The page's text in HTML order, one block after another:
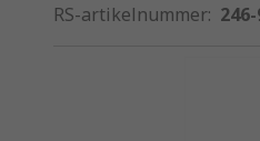
RS-artikelnummer: